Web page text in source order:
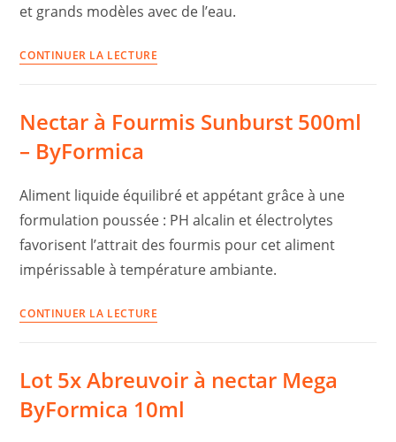
et grands modèles avec de l’eau.
CONTINUER LA LECTURE
ByFormica
Nectar à Fourmis Sunburst 500ml
– ByFormica
Aliment liquide équilibré et appétant grâce à une
formulation poussée : PH alcalin et électrolytes
favorisent l’attrait des fourmis pour cet aliment
impérissable à température ambiante.
CONTINUER LA LECTURE
Sunburst
500ml
–
Lot 5x Abreuvoir à nectar Mega
ByFormica 10ml